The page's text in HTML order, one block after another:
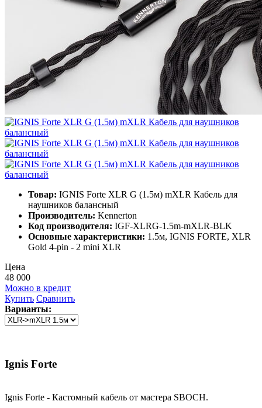
Товар: IGNIS Forte XLR G (1.5м) mXLR Кабель для
наушников балансный
Производитель: Kennerton
Код производителя: IGF-XLRG-1.5m-mXLR-BLK
Основные характеристики: 1.5м, IGNIS FORTE, XLR
Gold 4-pin - 2 mini XLR
Цена
48 000
Можно в кредит
Купить Сравнить
Варианты:
Ignis Forte
Ignis Forte - Кастомный кабель от мастера SBOCH.